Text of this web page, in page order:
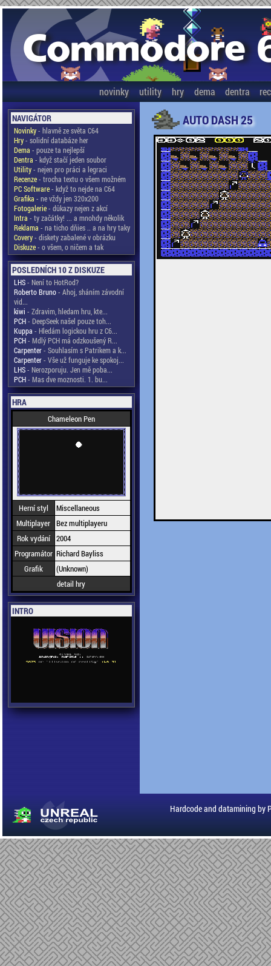
novinky utility hry dema dentra
NAVIGÁTOR
Novinky- hlavně ze světa C64
Hry- solidní databáze her
Dema - pouze ta nejlepší
Dentra - když stačí jeden soubor
Utility- nejen pro práci a legraci
Recenze- trocha textu o všem možném
PC Software- když to nejde na C64
Grafika - ne vždy jen 320x200
Fotogalerie- důkazy nejen z akcí
Intra - ty začátky! ... a mnohdy několik
Reklama - na ticho dňies .. a na hry taky
Covery- diskety zabalené v obrázku
Diskuze- o všem, o ničem a tak
POSLEDNÍCH 10 Z DISKUZE
LHS- Není to HotRod?
Roberto Bruno- Ahoj, sháním závodní
vid...
kiwi - Zdravim, hledam hru, kte...
PCH- DeepSeek našel pouze toh...
Kuppa - Hledám logickou hru z C6...
PCH- Mdlý PCH má odzkoušený R...
Carpenter- Souhlasím s Patrikem a k...
Carpenter- Vše už funguje ke spokoj...
LHS- Nerozporuju. Jen mě poba...
PCH- Mas dve moznosti. 1. bu...
HRA
Chameleon Pen
Herní styl
Miscellaneous
Multiplayer Bez multiplayeru
Rok vydání 2004
Programátor Richard Bayliss
Grafik
(Unknown)
detail hry
INTRO
AUTO DASH 25
Hardcode and datamining by